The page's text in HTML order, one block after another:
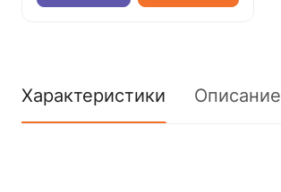
Характеристики Описание